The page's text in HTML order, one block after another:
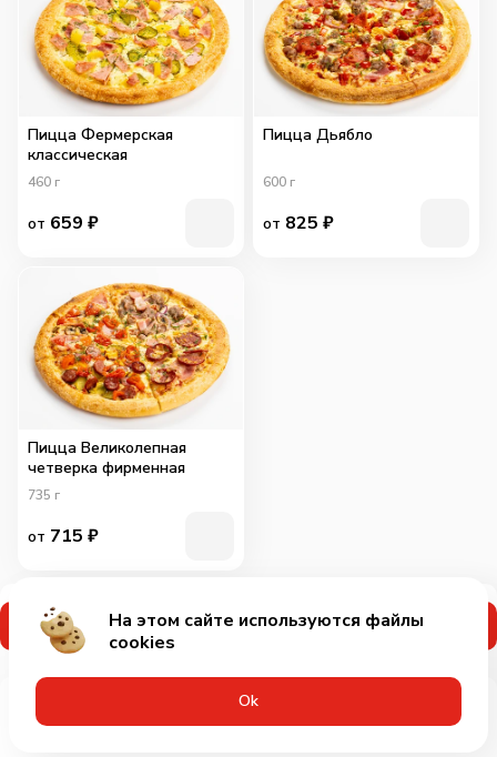
Применить промокод
Пицца Фермерская
классическая
460 г
от 659 ₽
Пицца Дьябло
600 г
от 825 ₽
Пицца Великолепная
четверка фирменная
735 г
от 715 ₽
На этом сайте используются файлы
cookies
Оk